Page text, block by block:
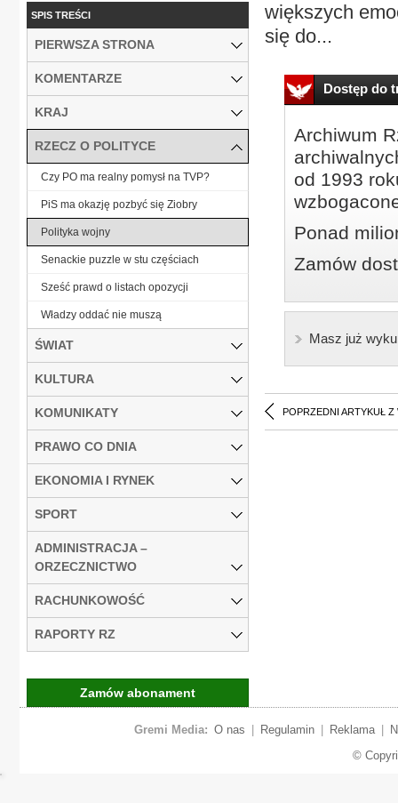
większych
się do...
Dostęp do
Archiwum
od 1993
Ponad
Zamów
Masz już
POPRZEDNI ARTYKUŁ Z
SPIS TREŚCI
PIERWSZA STRONA
KOMENTARZE
KRAJ
RZECZ O POLITYCE
Czy PO ma realny pomysł na TVP?
PiS ma okazję pozbyć się Ziobry
Polityka wojny
Senackie puzzle w stu częściach
Sześć prawd o listach opozycji
Władzy oddać nie muszą
ŚWIAT
KULTURA
KOMUNIKATY
PRAWO CO DNIA
EKONOMIA I RYNEK
SPORT
ADMINISTRACJA –
ORZECZNICTWO
RACHUNKOWOŚĆ
RAPORTY RZ
Zamów abonament
Gremi Media: O nas Regulamin Reklama
©